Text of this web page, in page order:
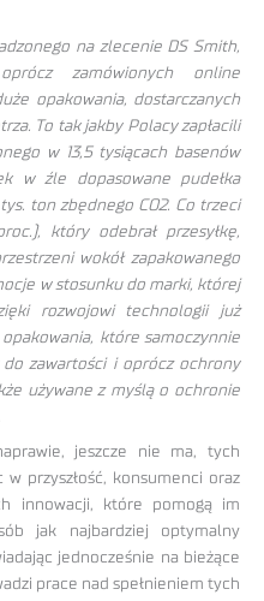
na zlecenie DS Smith,
zamówionych online
opakowania, dostarczanych
To tak jakby Polacy zapłacili
w 13,5 tysiącach basenów
w źle dopasowane pudełka
ton zbędnego CO2. Co trzeci
który odebrał przesyłkę,
wokół zapakowanego
w stosunku do marki, której
rozwojowi technologii już
które samoczynnie
zawartości i oprócz ochrony
używane z myślą o ochronie
jeszcze nie ma, tych
przyszłość, konsumenci oraz
innowacji, które pomogą im
jak najbardziej optymalny
jednocześnie na bieżące
prace nad spełnieniem tych